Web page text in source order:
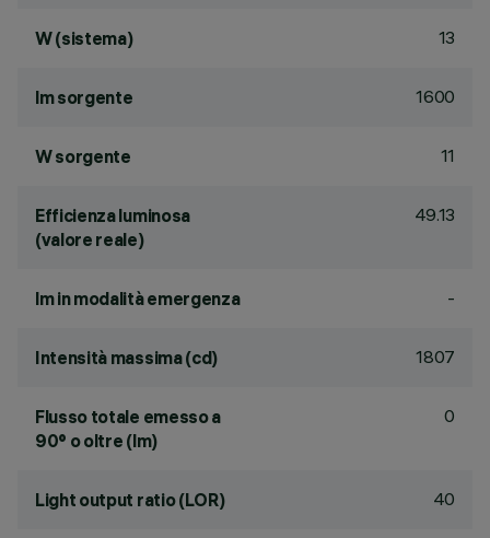
W (sistema) 13
lm sorgente 1600
W sorgente 11
Efficienza luminosa
(valore reale)
49.13
lm in modalità emergenza -
Intensità massima (cd) 1807
Flusso totale emesso a
90° o oltre (lm)
0
Light output ratio (LOR) 40